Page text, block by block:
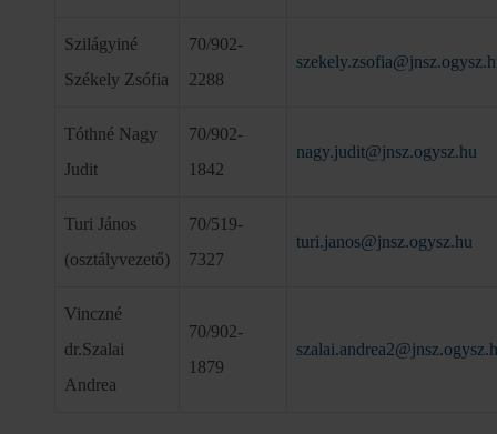
Szilágyiné
Székely Zsófia
70/902-
2288
Tóthné Nagy
Judit
70/902-
1842
nagy.judit@jnsz.ogysz.hu
Turi János
(osztályvezető)
70/519-
7327
turi.janos@jnsz.ogysz.hu
Vinczné
dr.Szalai
Andrea
70/902-
1879